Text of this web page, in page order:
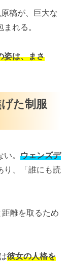
稿が、巨大な
れる。
姿は、まさ
た制服
。 ウェンズデ
り、「誰にも読
離を取るため
彼女の人格を